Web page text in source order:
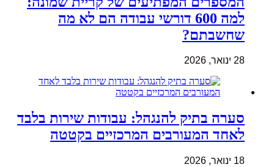
למה 600 דורשי עבודה הם לא מה
שחשבתם?
28 ינואר, 2026
סערה בתיק להנגהל: עבודות שירות בלבד
לאחד המעורבים המרכזיים בקטטה
18 ינואר, 2026